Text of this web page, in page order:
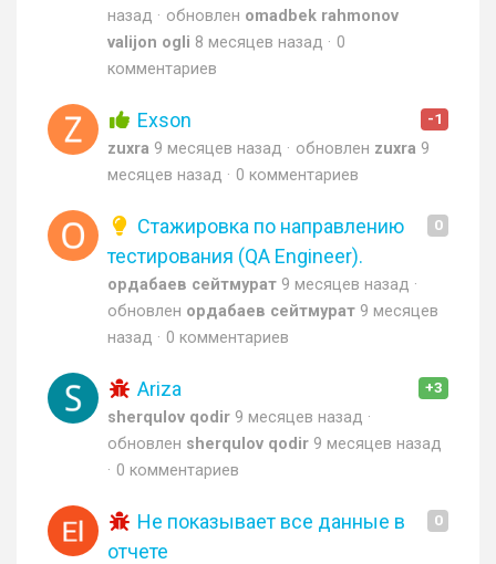
назад
обновлен omadbek rahmonov
valijon ogli 8 месяцев назад
0
комментариев
-1
Exson
zuxra 9 месяцев назад обновлен zuxra 9
месяцев назад
0 комментариев
0
Стажировка по направлению
тестирования (QA Engineer).
ордабаев сейтмурат 9 месяцев назад
обновлен ордабаев сейтмурат 9 месяцев
назад
0 комментариев
+3
Ariza
sherqulov qodir 9 месяцев назад
обновлен sherqulov qodir 9 месяцев назад
0 комментариев
0
Не показывает все данные в
отчете